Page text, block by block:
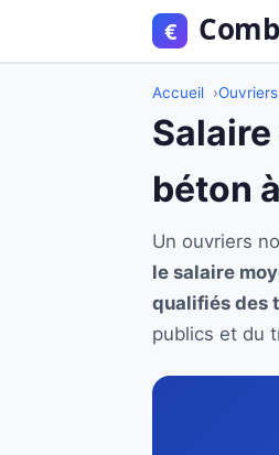
Accueil
béton
Un ouvriers
le salaire
qualifiés des
publics et du